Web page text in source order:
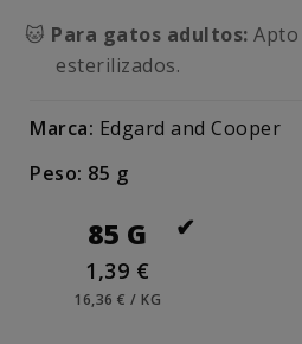
🐱 Para gatos adultos:
esterilizados.
Marca: Edgard and Cooper
Peso: 85 g
85 G
1,39 €
16,36 € / KG